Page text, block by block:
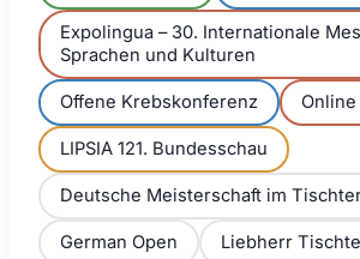
Expolingua – 30. Internationale
Sprachen und Kulturen
Offene Krebskonferenz
LIPSIA 121. Bundesschau
Deutsche Meisterschaft im
German Open Liebherr